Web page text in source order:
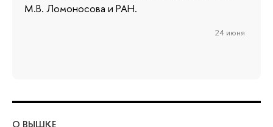
М.В. Ломоносова и РАН.
24 июня
О ВЫШКЕ